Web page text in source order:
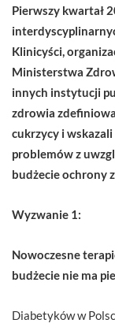
Pierwszy kwartał
Klinicyści,
Ministerstwa
innych instytucji
zdrowia
cukrzycy i
problemów z
budżecie ochrony
Wyzwanie 1:
Nowoczesne
budżecie nie ma
Diabetyków w